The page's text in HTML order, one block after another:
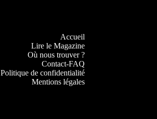
Accueil
Lire le Magazine
Où nous trouver ?
Contact-FAQ
Politique de confidentialité
Mentions légales